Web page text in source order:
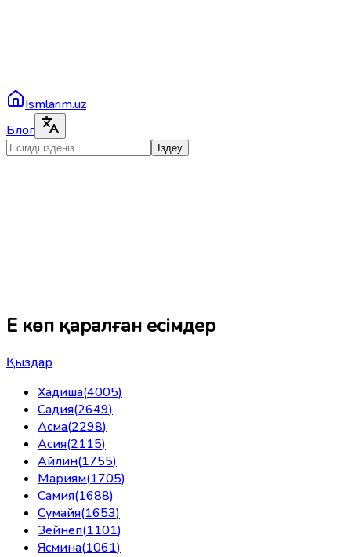
Ismlarim.uz
Блог
Іздеу
Ең көп қаралған есімдер
Қыздар
Хадиша(4005)
Садия(2649)
Асма(2298)
Асия(2115)
Айлин(1755)
Мариям(1705)
Самия(1688)
Сумайя(1653)
Зейнеп(1101)
Ясмина(1061)